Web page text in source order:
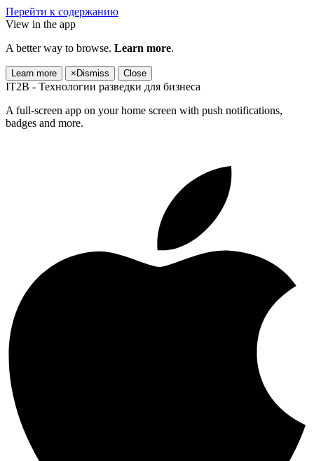
Перейти к содержанию
View in the app
A better way to browse. Learn more.
Learn more × Dismiss Close
IT2B - Технологии разведки для бизнеса
A full-screen app on your home screen with push notifications,
badges and more.